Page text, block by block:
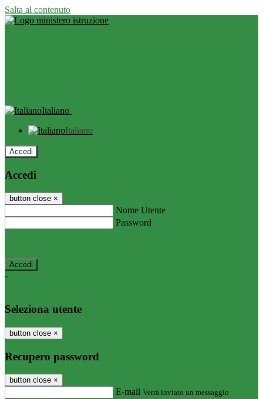
Salta al contenuto
Italiano
Italiano
Accedi
Accedi
button close ×
Nome Utente
Password
-
Seleziona utente
button close ×
Recupero password
button close ×
E-mail Verrà inviato un messaggio